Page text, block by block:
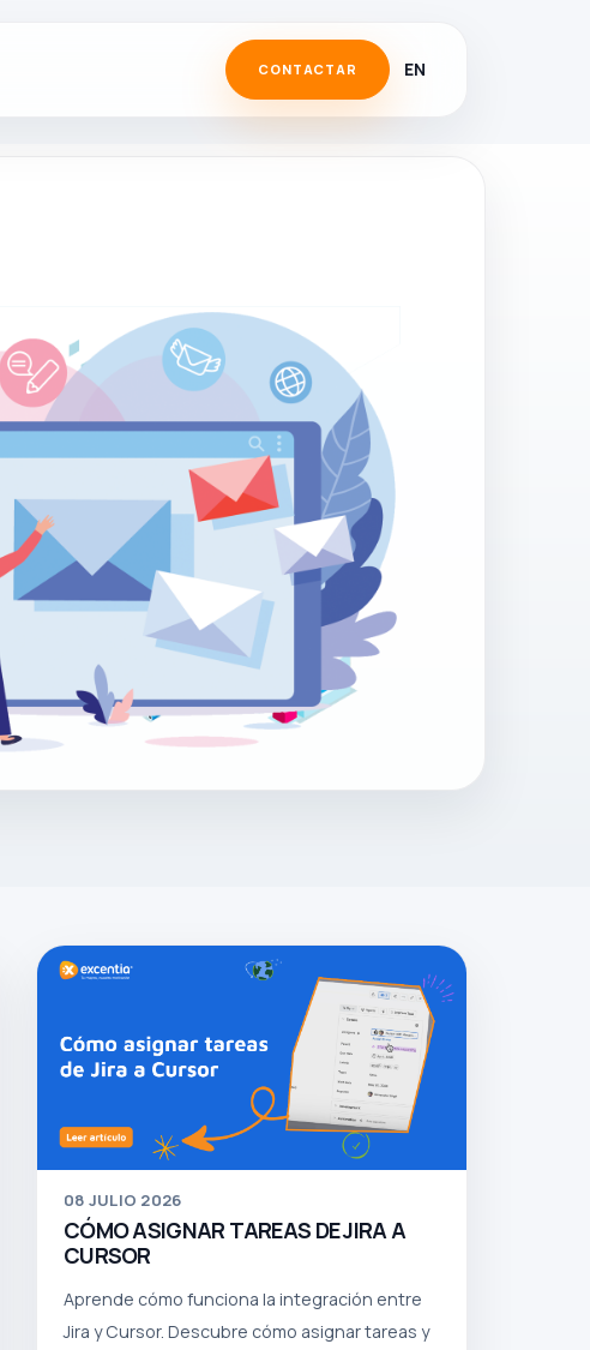
CONTACTAR EN
08 JULIO 2026
CÓMO ASIGNAR TAREAS DE JIRA A
CURSOR
Aprende cómo funciona la integración entre
Jira y Cursor. Descubre cómo asignar tareas y